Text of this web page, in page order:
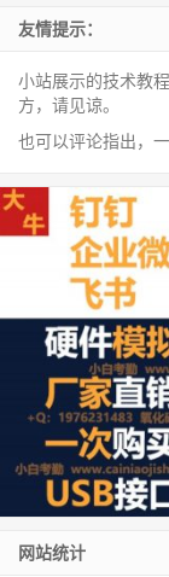
友情提示：
小站展示的技术教
方，请见谅。
也可以评论指出，
网站统计